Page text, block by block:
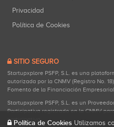
Privacidad
Política de Cookies
SITIO SEGURO
Startupxplore PSFP, S.L. es una
autorizada por la CNMV (Registro No.
Fomento de la Financiación
Startupxplore PSFP, S.L. es un
Participativa registrado en la CNMV
participativa.
Política de Cookies Utilizamos